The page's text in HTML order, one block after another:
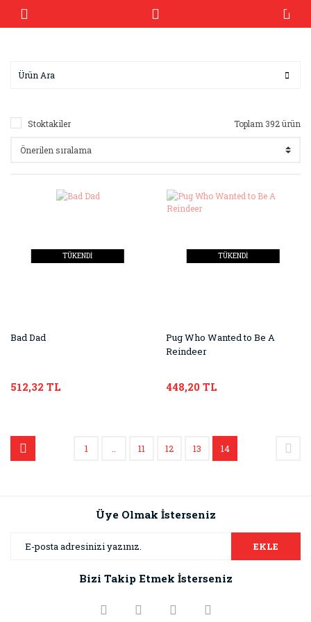
Stoktakiler Toplam 392 ürün
TÜKENDİ
Bad Dad
512,32 TL
TÜKENDİ
Pug Who Wanted to Be A
Reindeer
448,20 TL
1 11 12 13 14
Üye Olmak İsterseniz
EKLE
Bizi Takip Etmek İsterseniz